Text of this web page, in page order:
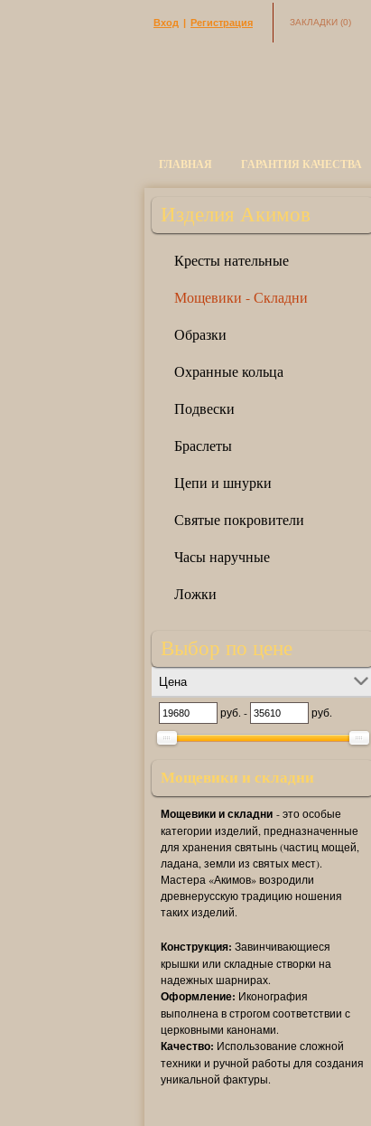
Вход | Регистрация ЗАКЛАДКИ (0)
ГЛАВНАЯ ГАРАНТИЯ КАЧЕСТВА
Изделия Акимов
Кресты нательные
Мощевики - Складни
Образки
Охранные кольца
Подвески
Браслеты
Цепи и шнурки
Святые покровители
Часы наручные
Ложки
Выбор по цене
Цена
руб. - руб.
Мощевики и складни
Мощевики и складни - это особые
категории изделий, предназначенные
для хранения святынь (частиц мощей,
ладана, земли из святых мест).
Мастера «Акимов» возродили
древнерусскую традицию ношения
таких изделий.
Конструкция: Завинчивающиеся
крышки или складные створки на
надежных шарнирах.
Оформление: Иконография
выполнена в строгом соответствии с
церковными канонами.
Качество: Использование сложной
техники и ручной работы для создания
уникальной фактуры.